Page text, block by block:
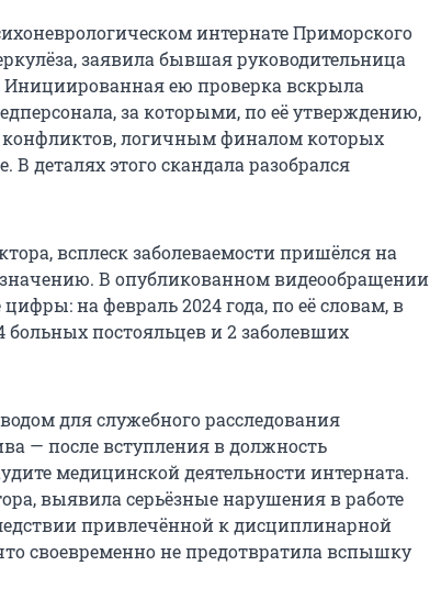
интернате Приморского
заявила бывшая руководительница
ею проверка вскрыла
за которыми, по её утверждению,
конфликтов, логичным финалом которых
В деталях этого скандала разобрался
всплеск заболеваемости пришёлся на
В опубликованном видеообращении
на февраль 2024 года, по её словам, в
постояльцев и 2 заболевших
для служебного расследования
— после вступления в должность
медицинской деятельности интерната.
выявила серьёзные нарушения в работе
привлечённой к дисциплинарной
своевременно не предотвратила вспышку